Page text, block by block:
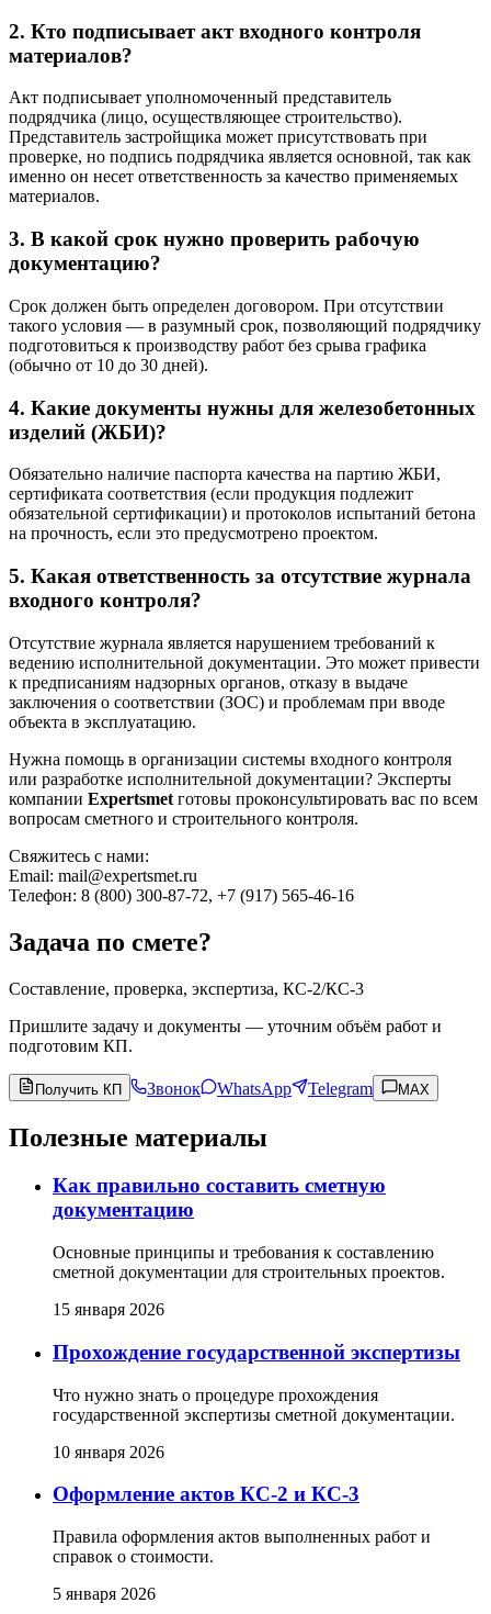
2. Кто подписывает акт входного контроля
материалов?
Акт подписывает уполномоченный представитель
подрядчика (лицо, осуществляющее строительство).
Представитель застройщика может присутствовать при
проверке, но подпись подрядчика является основной, так как
именно он несет ответственность за качество применяемых
материалов.
3. В какой срок нужно проверить рабочую
документацию?
Срок должен быть определен договором. При отсутствии
такого условия — в разумный срок, позволяющий подрядчику
подготовиться к производству работ без срыва графика
(обычно от 10 до 30 дней).
4. Какие документы нужны для железобетонных
изделий (ЖБИ)?
Обязательно наличие паспорта качества на партию ЖБИ,
сертификата соответствия (если продукция подлежит
обязательной сертификации) и протоколов испытаний бетона
на прочность, если это предусмотрено проектом.
5. Какая ответственность за отсутствие журнала
входного контроля?
Отсутствие журнала является нарушением требований к
ведению исполнительной документации. Это может привести
к предписаниям надзорных органов, отказу в выдаче
заключения о соответствии (ЗОС) и проблемам при вводе
объекта в эксплуатацию.
Нужна помощь в организации системы входного контроля
или разработке исполнительной документации? Эксперты
компании Expertsmet готовы проконсультировать вас по всем
вопросам сметного и строительного контроля.
Свяжитесь с нами:
Email: mail@expertsmet.ru
Телефон: 8 (800) 300-87-72, +7 (917) 565-46-16
Задача по смете?
Составление, проверка, экспертиза, КС-2/КС-3
Пришлите задачу и документы — уточним объём работ и
подготовим КП.
Получить КП Звонок WhatsApp Telegram MAX
Полезные материалы
Как правильно составить сметную
документацию
Основные принципы и требования к составлению
сметной документации для строительных проектов.
15 января 2026
Прохождение государственной экспертизы
Что нужно знать о процедуре прохождения
государственной экспертизы сметной документации.
10 января 2026
Оформление актов КС-2 и КС-3
Правила оформления актов выполненных работ и
справок о стоимости.
5 января 2026